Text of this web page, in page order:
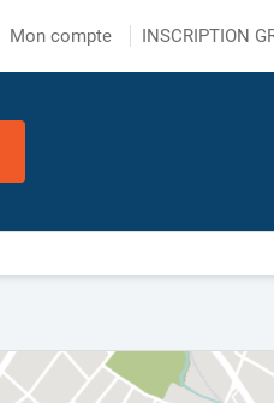
Mon compte INSCRIPTION